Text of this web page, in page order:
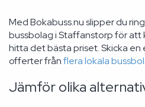
Med Bokabuss.nu slipper du
bussbolag i Staffanstorp för att
hitta det bästa priset. Skicka
offerter frånflera lokala
Jämför olika